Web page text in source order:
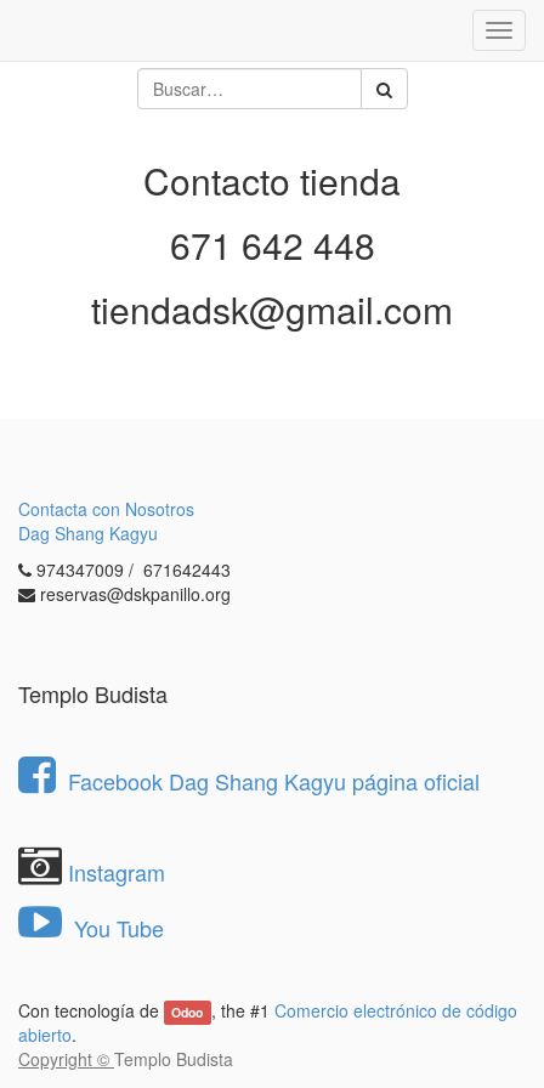
Contacto tienda
671 642 448
tiendadsk@gmail.com
Contacta con Nosotros
Dag Shang Kagyu
974347009 / 671642443
reservas@dskpanillo.org
Templo Budista
Facebook Dag Shang Kagyu página oficial
Instagram
You Tube
Con tecnología de Odoo , the #1 Comercio electrónico de código
abierto.
Copyright © Templo Budista